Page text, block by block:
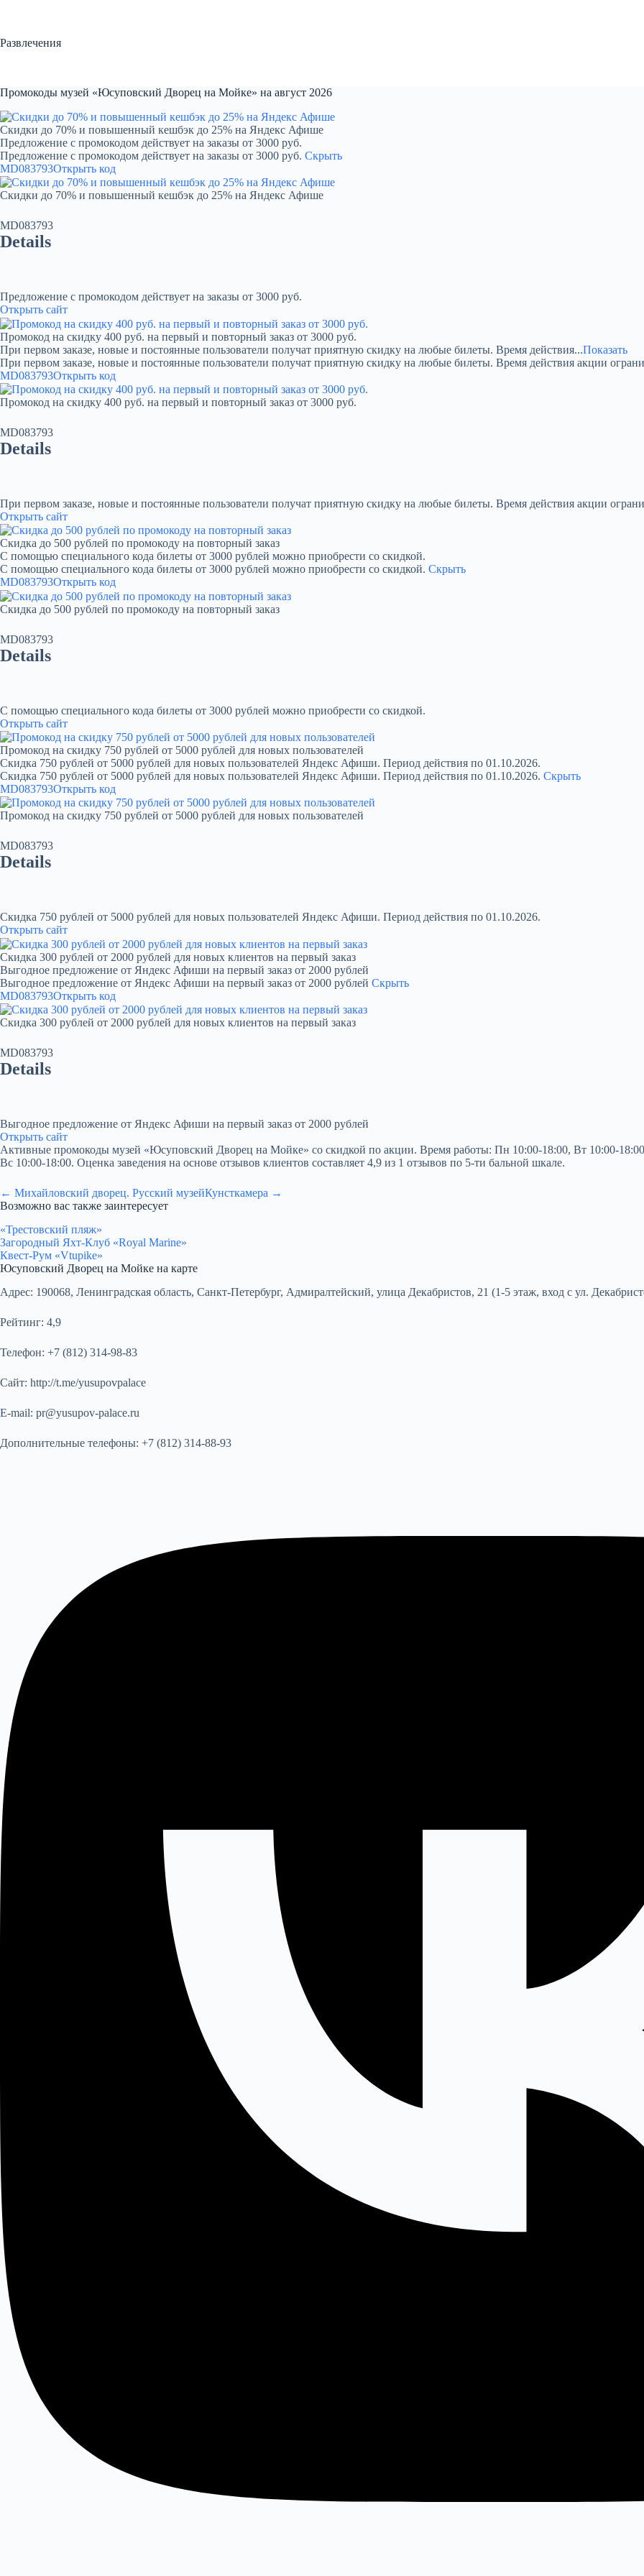
Развлечения
Промокоды музей «Юсуповский Дворец на Мойке» на август 2026
Скидки до 70% и повышенный кешбэк до 25% на Яндекс Афише
Предложение с промокодом действует на заказы от 3000 руб.
Предложение с промокодом действует на заказы от 3000 руб. Скрыть
MD083793Открыть код
Скидки до 70% и повышенный кешбэк до 25% на Яндекс Афише
MD083793
Details
Предложение с промокодом действует на заказы от 3000 руб.
Открыть сайт
Промокод на скидку 400 руб. на первый и повторный заказ от 3000 руб.
При первом заказе, новые и постоянные пользователи получат приятную скидку на любые билеты. Время действия...Показать
При первом заказе, новые и постоянные пользователи получат приятную скидку на любые билеты. Время действия акции
MD083793Открыть код
Промокод на скидку 400 руб. на первый и повторный заказ от 3000 руб.
MD083793
Details
При первом заказе, новые и постоянные пользователи получат приятную скидку на любые билеты. Время действия акции
Открыть сайт
Скидка до 500 рублей по промокоду на повторный заказ
С помощью специального кода билеты от 3000 рублей можно приобрести со скидкой.
С помощью специального кода билеты от 3000 рублей можно приобрести со скидкой. Скрыть
MD083793Открыть код
Скидка до 500 рублей по промокоду на повторный заказ
MD083793
Details
С помощью специального кода билеты от 3000 рублей можно приобрести со скидкой.
Открыть сайт
Промокод на скидку 750 рублей от 5000 рублей для новых пользователей
Скидка 750 рублей от 5000 рублей для новых пользователей Яндекс Афиши. Период действия по 01.10.2026.
Скидка 750 рублей от 5000 рублей для новых пользователей Яндекс Афиши. Период действия по 01.10.2026. Скрыть
MD083793Открыть код
Промокод на скидку 750 рублей от 5000 рублей для новых пользователей
MD083793
Details
Скидка 750 рублей от 5000 рублей для новых пользователей Яндекс Афиши. Период действия по 01.10.2026.
Открыть сайт
Скидка 300 рублей от 2000 рублей для новых клиентов на первый заказ
Выгодное предложение от Яндекс Афиши на первый заказ от 2000 рублей
Выгодное предложение от Яндекс Афиши на первый заказ от 2000 рублей Скрыть
MD083793Открыть код
Скидка 300 рублей от 2000 рублей для новых клиентов на первый заказ
MD083793
Details
Выгодное предложение от Яндекс Афиши на первый заказ от 2000 рублей
Открыть сайт
Активные промокоды музей «Юсуповский Дворец на Мойке» со скидкой по акции. Время работы: Пн 10:00-18:00, Вт 10:00-
Вс 10:00-18:00. Оценка заведения на основе отзывов клиентов составляет 4,9 из 1 отзывов по 5-ти бальной шкале.
← Михайловский дворец. Русский музейКунсткамера →
Возможно вас также заинтересует
«Трестовский пляж»
Загородный Яхт-Клуб «Royal Marine»
Квест-Рум «Vtupike»
Юсуповский Дворец на Мойке на карте
Адрес: 190068, Ленинградская область, Санкт-Петербург, Адмиралтейский, улица Декабристов, 21 (1-5 этаж, вход с ул.
Рейтинг: 4,9
Телефон: +7 (812) 314-98-83
Сайт: http://t.me/yusupovpalace
E-mail: pr@yusupov-palace.ru
Дополнительные телефоны: +7 (812) 314-88-93